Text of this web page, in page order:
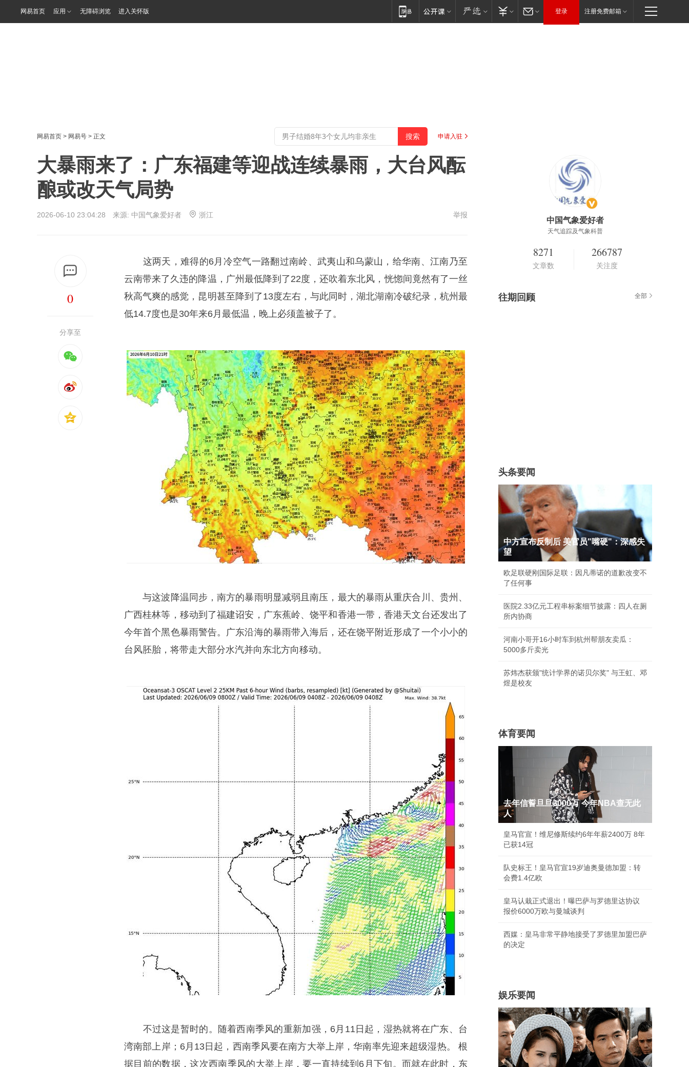
网易首页 应用 无障碍浏览 进入关怀版 登录 注册免费邮箱
网易首页 > 网易号 > 正文 申请入驻
大暴雨来了：广东福建等迎战连续暴雨，大台风酝
酿或改天气局势
2026-06-10 23:04:28 来源: 中国气象爱好者 浙江 举报
0
分享至
这两天，难得的6月冷空气一路翻过南岭、武夷山和乌蒙山，给华南、江南乃至
云南带来了久违的降温，广州最低降到了22度，还吹着东北风，恍惚间竟然有了一丝
秋高气爽的感觉，昆明甚至降到了13度左右，与此同时，湖北湖南冷破纪录，杭州最
低14.7度也是30年来6月最低温，晚上必须盖被子了。
与这波降温同步，南方的暴雨明显减弱且南压，最大的暴雨从重庆合川、贵州、
广西桂林等，移动到了福建诏安，广东蕉岭、饶平和香港一带，香港天文台还发出了
今年首个黑色暴雨警告。广东沿海的暴雨带入海后，还在饶平附近形成了一个小小的
台风胚胎，将带走大部分水汽并向东北方向移动。
不过这是暂时的。随着西南季风的重新加强，6月11日起，湿热就将在广东、台
湾南部上岸；6月13日起，西南季风要在南方大举上岸，华南率先迎来超级湿热。 根
据目前的数据，这次西南季风的大举上岸，要一直持续到6月下旬。而就在此时，东
中国气象爱好者
天气追踪及气象科普
8271
文章数
266787
关注度
往期回顾 全部
头条要闻
中方宣布反制后 美官员"嘴硬"：深感失
望
欧足联硬刚国际足联：因凡蒂诺的道歉改变不
了任何事
医院2.33亿元工程串标案细节披露：四人在厕
所内协商
河南小哥开16小时车到杭州帮朋友卖瓜：
5000多斤卖光
苏炜杰获颁"统计学界的诺贝尔奖" 与王虹、邓
煜是校友
体育要闻
去年信誓旦旦3000万 今年NBA查无此
人
皇马官宣！维尼修斯续约6年年薪2400万 8年
已获14冠
队史标王！皇马官宣19岁迪奥曼德加盟：转
会费1.4亿欧
皇马认栽正式退出！曝巴萨与罗德里达协议
报价6000万欧与曼城谈判
西媒：皇马非常平静地接受了罗德里加盟巴萨
的决定
娱乐要闻